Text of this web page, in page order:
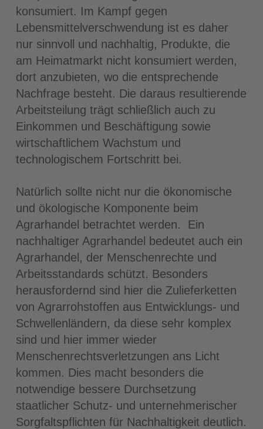
konsumiert. Im Kampf gegen
Lebensmittelverschwendung ist es daher
nur sinnvoll und nachhaltig, Produkte, die
am Heimatmarkt nicht konsumiert werden,
dort anzubieten, wo die entsprechende
Nachfrage besteht. Die daraus resultierende
Arbeitsteilung trägt schließlich auch zu
Einkommen und Beschäftigung sowie
wirtschaftlichem Wachstum und
technologischem Fortschritt bei.
Natürlich sollte nicht nur die ökonomische
und ökologische Komponente beim
Agrarhandel betrachtet werden. Ein
nachhaltiger Agrarhandel bedeutet auch ein
Agrarhandel, der Menschenrechte und
Arbeitsstandards schützt. Besonders
herausfordernd sind hier die Zulieferketten
von Agrarrohstoffen aus Entwicklungs- und
Schwellenländern, da diese sehr komplex
sind und hier immer wieder
Menschenrechtsverletzungen ans Licht
kommen. Dies macht besonders die
notwendige bessere Durchsetzung
staatlicher Schutz- und unternehmerischer
Sorgfaltspflichten für Nachhaltigkeit deutlich.